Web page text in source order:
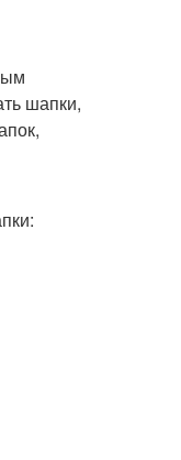
шапки,